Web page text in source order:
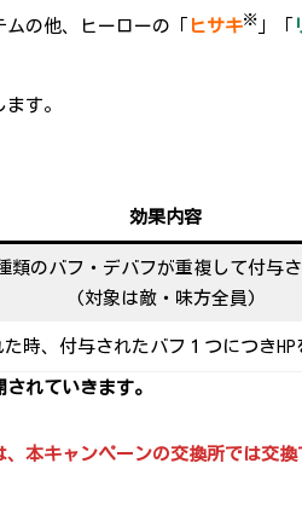
の他、ヒーローの「 ヒサキ※」「
ます。
効果内容
類のバフ・デバフが重複して付与さ
(対象は敵・味方全員)
時、付与されたバフ１つにつきHP
れていきます。
本キャンペーンの交換所では交